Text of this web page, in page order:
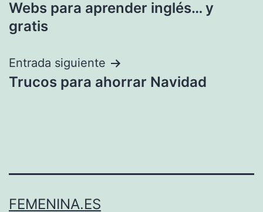
de
Webs para aprender inglés… y
gratis
Entrada siguiente
Trucos para ahorrar Navidad
FEMENINA.ES